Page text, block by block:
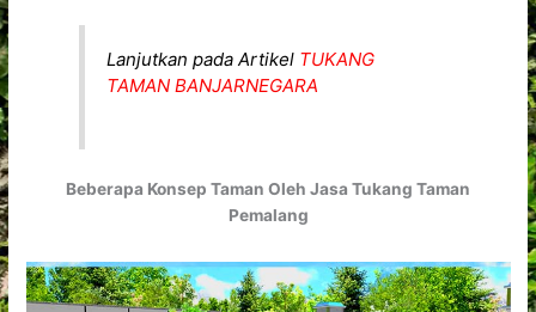
Lanjutkan pada Artikel TUKANG
TAMAN BANJARNEGARA
Beberapa Konsep Taman Oleh Jasa Tukang Taman
Pemalang